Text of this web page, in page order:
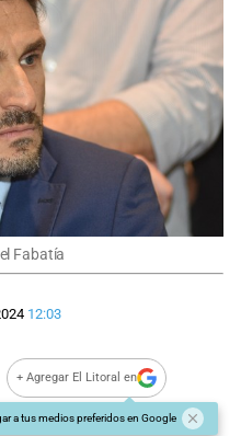
Fabatía
12:03
+ Agregar El Litoral en
a tus medios preferidos en Google